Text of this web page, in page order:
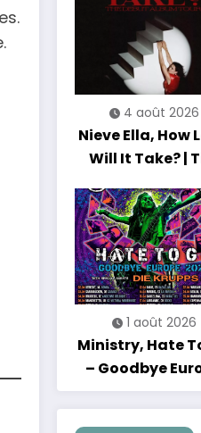
2027
4 août 2026
Nieve Ella, How
Will It Take? |
1 août 2026
Ministry, Hate
– Goodbye
2027